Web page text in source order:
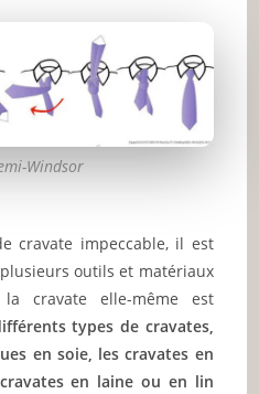
Windsor
cravate impeccable, il est
outils et matériaux
la cravate elle-même est
types de cravates,
en soie, les cravates en
en laine ou en lin